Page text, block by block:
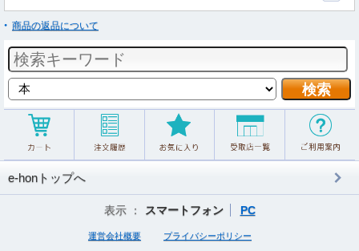
商品の返品について
e-honトップへ
表示 ： スマートフォン PC
運営会社概要 プライバシーポリシー